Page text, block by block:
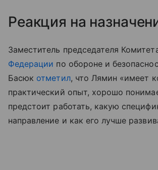
Реакция на
Заместитель председателя
Федерации по обороне и
Басюк отметил, что Лямин «имеет
практический опыт, хорошо
предстоит работать, какую
направление и как его лучше